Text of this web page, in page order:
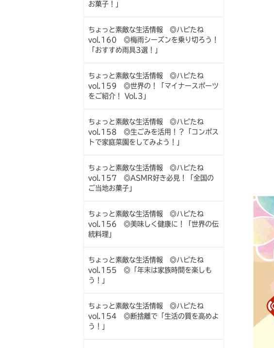
お菓子！」
ちょっと素敵な生活情報 ◎ハピたね
vol.160 ◎梅雨シーズンを乗り切ろう！
「おすすめ雨具3選！」
ちょっと素敵な生活情報 ◎ハピたね
vol.159 ◎世界の！「マイナースポーツ
をご紹介！ Vol.3」
ちょっと素敵な生活情報 ◎ハピたね
vol.158 ◎生ごみを活用！？「コンポス
トで家庭菜園をしてみよう！」
ちょっと素敵な生活情報 ◎ハピたね
vol.157 ◎ASMR好き必見！「全国の
ご当地お菓子」
ちょっと素敵な生活情報 ◎ハピたね
vol.156 ◎美味しく健康に！「世界の伝
統料理」
ちょっと素敵な生活情報 ◎ハピたね
vol.155 ◎「年末は家族時間を楽しも
う！」
ちょっと素敵な生活情報 ◎ハピたね
vol.154 ◎断捨離で「生活の質を高めよ
う！」